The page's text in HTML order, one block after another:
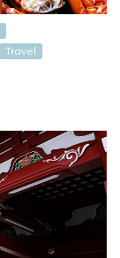
Travel